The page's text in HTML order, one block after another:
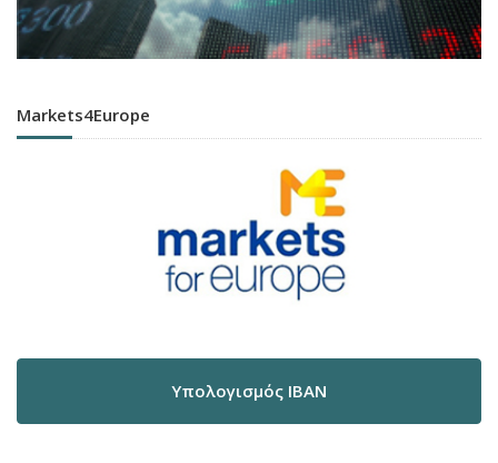
Markets4Europe
Υπολογισμός IBAN